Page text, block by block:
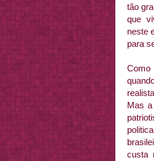
tão
que
neste
para
Como
Mas
custa